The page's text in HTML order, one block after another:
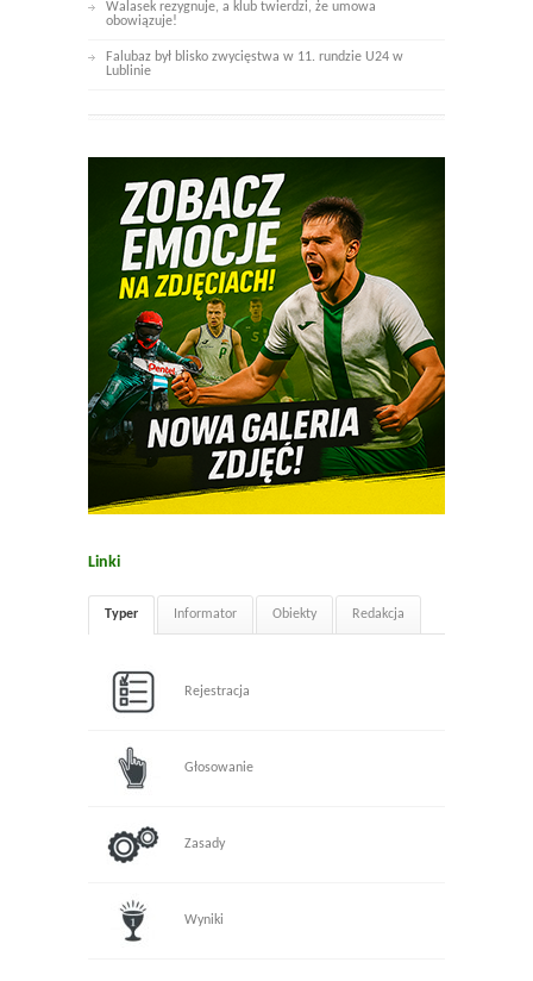
Walasek rezygnuje, a klub twierdzi, że umowa
obowiązuje!
Falubaz był blisko zwycięstwa w 11. rundzie U24 w
Lublinie
Linki
Typer Informator Obiekty Redakcja
Rejestracja
Głosowanie
Zasady
Wyniki